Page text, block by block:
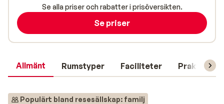
Allmänt Rumstyper Faciliteter Praktisk
Populärt bland resesällskap: familj
Se alla priser och rabatter i prisöversikten.
Se priser